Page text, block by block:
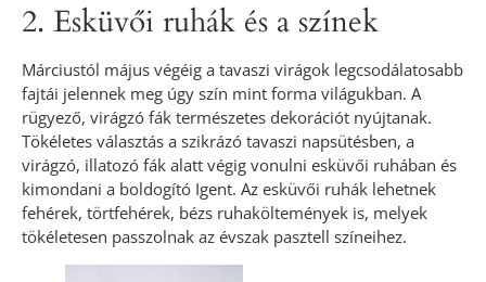
2. Esküvői ruhák és a színek
Márciustól május végéig a tavaszi virágok legcsodálatosabb
fajtái jelennek meg úgy szín mint forma világukban. A
rügyező, virágzó fák természetes dekorációt nyújtanak.
Tökéletes választás a szikrázó tavaszi napsütésben, a
virágzó, illatozó fák alatt végig vonulni esküvői ruhában és
kimondani a boldogító Igent. Az esküvői ruhák lehetnek
fehérek, törtfehérek, bézs ruhaköltemények is, melyek
tökéletesen passzolnak az évszak pasztell színeihez.